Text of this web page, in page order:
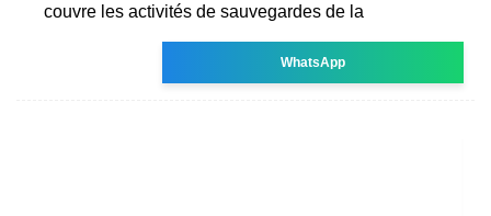
couvre les activités de sauvegardes de la
WhatsApp